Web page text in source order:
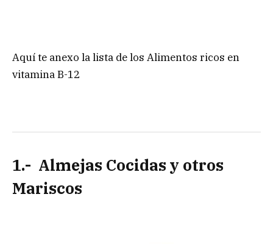
Aquí te anexo la lista de los Alimentos ricos en
vitamina B-12
1.- Almejas Cocidas y otros
Mariscos